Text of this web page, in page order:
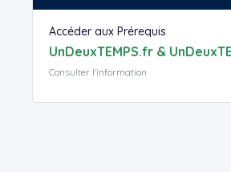
Accéder aux Prérequis
Consulter l'information